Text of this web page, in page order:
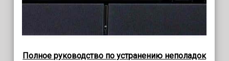
Полное руководство по устранению неполадок